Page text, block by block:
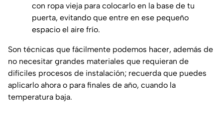
con ropa vieja para colocarlo en la base de tu
puerta, evitando que entre en ese pequeño
espacio el aire frío.
Son técnicas que fácilmente podemos hacer, además de
no necesitar grandes materiales que requieran de
difíciles procesos de instalación; recuerda que puedes
aplicarlo ahora o para finales de año, cuando la
temperatura baja.